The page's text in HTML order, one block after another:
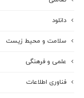
دانلود
سلامت و محیط زیست
علمی و فرهنگی
فناوری اطلاعات